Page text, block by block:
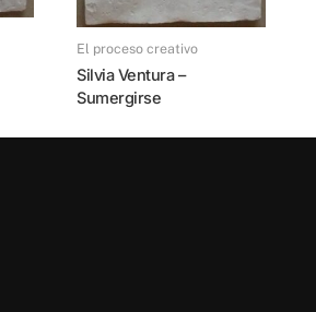
El proceso creativo
Silvia Ventura –
Sumergirse